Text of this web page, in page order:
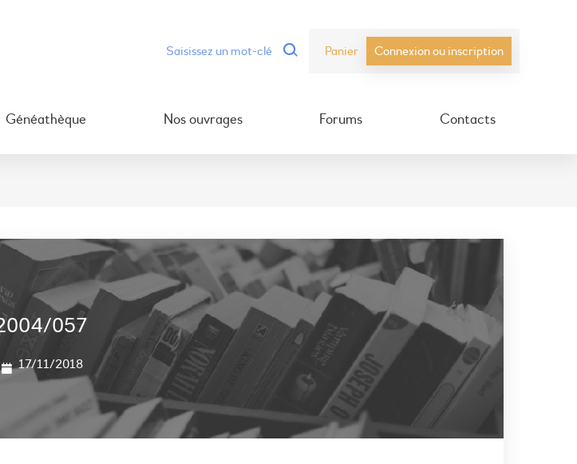
Panier Connexion ou inscription
Généathèque Nos ouvrages Forums Contacts
057
17/11/2018